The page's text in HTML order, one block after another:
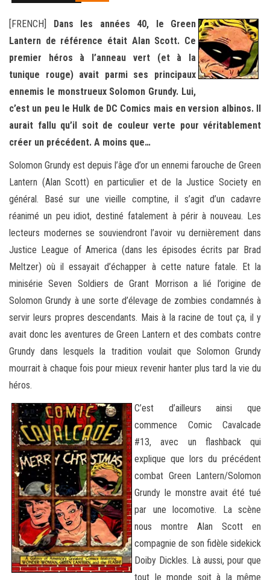
[FRENCH] Dans les années 40, le Green
Lantern de référence était Alan Scott. Ce
premier héros à l’anneau vert (et à la
tunique rouge) avait parmi ses principaux
ennemis le monstrueux Solomon Grundy. Lui,
c’est un peu le Hulk de DC Comics mais en version albinos. Il
aurait fallu qu’il soit de couleur verte pour véritablement
créer un précédent. A moins que…
Solomon Grundy est depuis l’âge d’or un ennemi farouche de Green
Lantern (Alan Scott) en particulier et de la Justice Society en
général. Basé sur une vieille comptine, il s’agit d’un cadavre
réanimé un peu idiot, destiné fatalement à périr à nouveau. Les
lecteurs modernes se souviendront l’avoir vu dernièrement dans
Justice League of America (dans les épisodes écrits par Brad
Meltzer) où il essayait d’échapper à cette nature fatale. Et la
minisérie Seven Soldiers de Grant Morrison a lié l’origine de
Solomon Grundy à une sorte d’élevage de zombies condamnés à
servir leurs propres descendants. Mais à la racine de tout ça, il y
avait donc les aventures de Green Lantern et des combats contre
Grundy dans lesquels la tradition voulait que Solomon Grundy
mourrait à chaque fois pour mieux revenir hanter plus tard la vie du
héros.
C’est d’ailleurs ainsi que
commence Comic Cavalcade
#13, avec un flashback qui
explique que lors du précédent
combat Green Lantern/Solomon
Grundy le monstre avait été tué
par une locomotive. La scène
nous montre Alan Scott en
compagnie de son fidèle sidekick
Doiby Dickles. Là aussi, pour que
tout le monde soit à la même